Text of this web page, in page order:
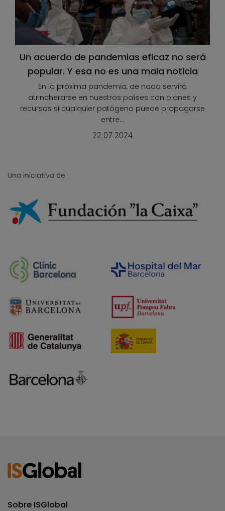
Un acuerdo de pandemias eficaz no será
popular. Y esa no es una mala noticia
En la próxima pandemia, de nada servirá
atrincherarse en nuestros países con planes y
recursos si cualquier patógeno puede propagarse
entre...
22.07.2024
Una iniciativa de
Sobre ISGlobal